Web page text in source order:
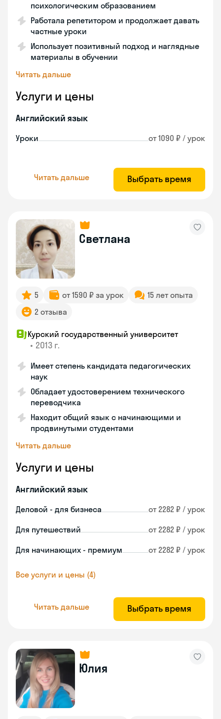
психологическим образованием
Работала репетитором и продолжает давать
частные уроки
Использует позитивный подход и наглядные
материалы в обучении
Читать дальше
Услуги и цены
Английский язык
Уроки от 1090 ₽ / урок
Читать дальше Выбрать время
Светлана
5 от 1590 ₽ за урок
15 лет опыта
2 отзыва
Курский государственный университет
• 2013 г.
Имеет степень кандидата педагогических
наук
Обладает удостоверением технического
переводчика
Находит общий язык с начинающими и
продвинутыми студентами
Читать дальше
Услуги и цены
Английский язык
Деловой - для бизнеса от 2282 ₽ / урок
Для путешествий от 2282 ₽ / урок
Для начинающих - премиум от 2282 ₽ / урок
Все услуги и цены (4)
Читать дальше Выбрать время
Юлия